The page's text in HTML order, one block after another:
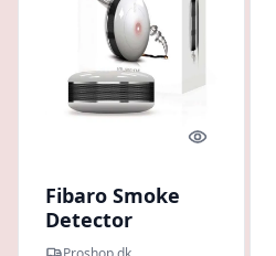
Quick look
Fibaro Smoke
Detector